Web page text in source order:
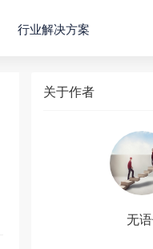
行业解决方案
关于作者
无